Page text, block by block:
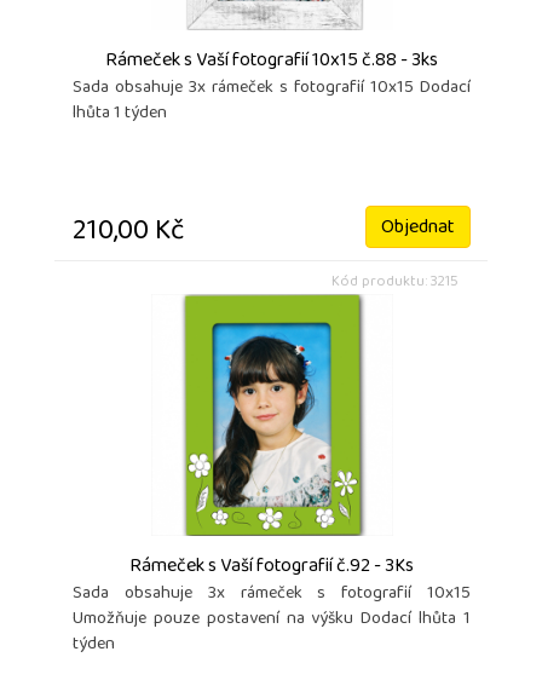
Rámeček s Vaší fotografií 10x15 č.88 - 3ks
Sada obsahuje 3x rámeček s fotografií 10x15 Dodací
lhůta 1 týden
210,00 Kč Objednat
Kód produktu: 3215
Rámeček s Vaší fotografií č.92 - 3Ks
Sada obsahuje 3x rámeček s fotografií 10x15
Umožňuje pouze postavení na výšku Dodací lhůta 1
týden